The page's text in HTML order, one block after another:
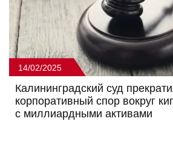
14/02/2025
Калининградский суд
корпоративный спор вокруг
с миллиардными активами